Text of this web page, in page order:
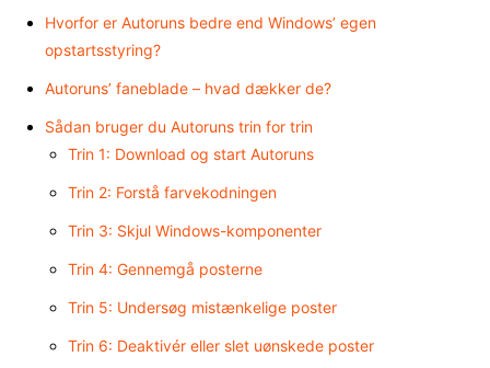
Hvorfor er Autoruns bedre end Windows’ egen
opstartsstyring?
Autoruns’ faneblade – hvad dækker de?
Sådan bruger du Autoruns trin for trin
Trin 1: Download og start Autoruns
Trin 2: Forstå farvekodningen
Trin 3: Skjul Windows-komponenter
Trin 4: Gennemgå posterne
Trin 5: Undersøg mistænkelige poster
Trin 6: Deaktivér eller slet uønskede poster